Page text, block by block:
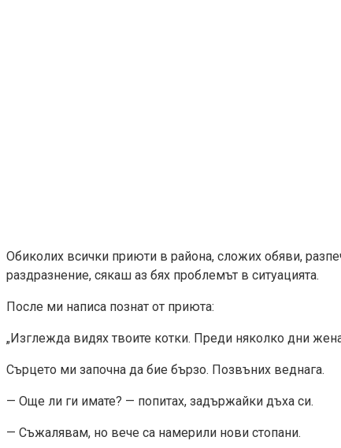
Обиколих всички приюти в района, сложих обяви,
раздразнение, сякаш аз бях проблемът в ситуацията.
После ми написа познат от приюта:
„Изглежда видях твоите котки. Преди няколко дни
Сърцето ми започна да бие бързо. Позвъних веднага.
— Още ли ги имате? — попитах, задържайки дъха си.
— Съжалявам, но вече са намерили нови стопани.